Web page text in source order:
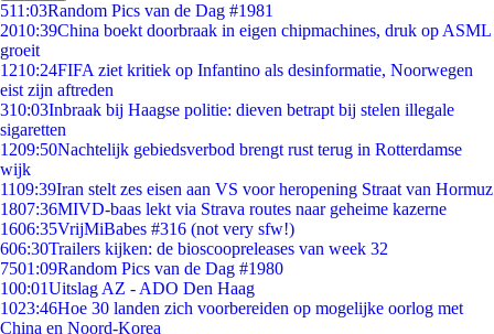
511:03Random Pics van de Dag #1981
2010:39China boekt doorbraak in eigen chipmachines, druk op ASML
groeit
1210:24FIFA ziet kritiek op Infantino als desinformatie, Noorwegen
eist zijn aftreden
310:03Inbraak bij Haagse politie: dieven betrapt bij stelen illegale
sigaretten
1209:50Nachtelijk gebiedsverbod brengt rust terug in Rotterdamse
wijk
1109:39Iran stelt zes eisen aan VS voor heropening Straat van Hormuz
1807:36MIVD-baas lekt via Strava routes naar geheime kazerne
1606:35VrijMiBabes #316 (not very sfw!)
606:30Trailers kijken: de bioscoopreleases van week 32
7501:09Random Pics van de Dag #1980
100:01Uitslag AZ - ADO Den Haag
1023:46Hoe 30 landen zich voorbereiden op mogelijke oorlog met
China en Noord-Korea